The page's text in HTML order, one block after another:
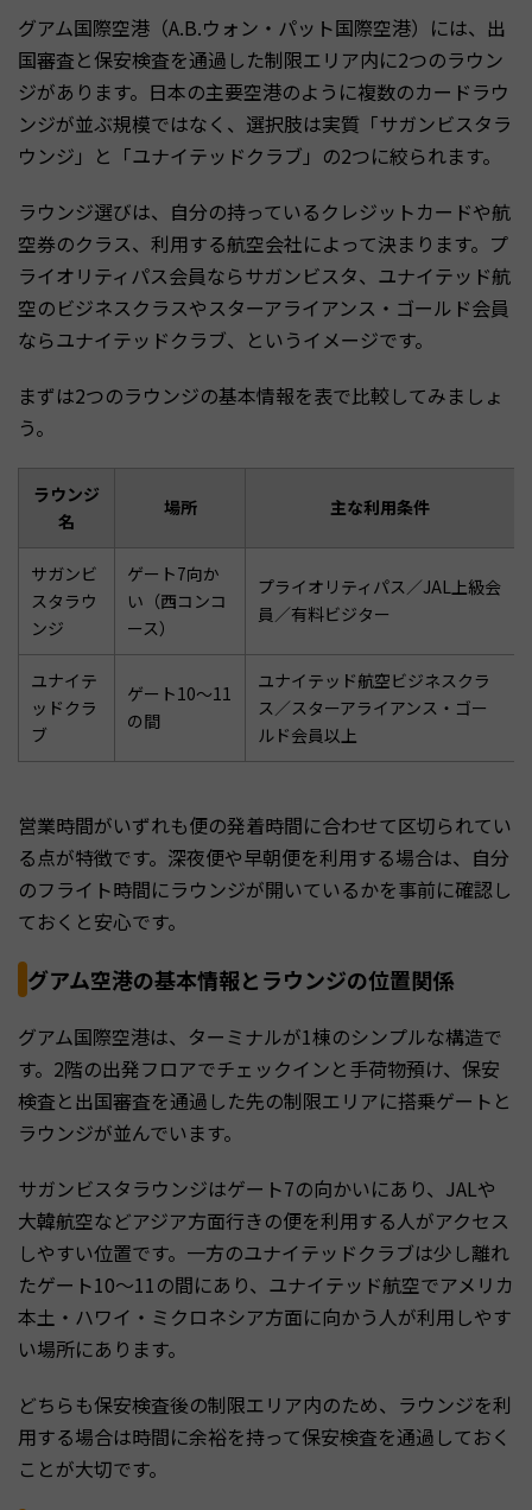
グアム国際空港（A.B.ウォン・パット国際空港）には、出
国審査と保安検査を通過した制限エリア内に2つのラウン
ジがあります。日本の主要空港のように複数のカードラウ
ンジが並ぶ規模ではなく、選択肢は実質「サガンビスタラ
ウンジ」と「ユナイテッドクラブ」の2つに絞られます。
ラウンジ選びは、自分の持っているクレジットカードや航
空券のクラス、利用する航空会社によって決まります。プ
ライオリティパス会員ならサガンビスタ、ユナイテッド航
空のビジネスクラスやスターアライアンス・ゴールド会員
ならユナイテッドクラブ、というイメージです。
まずは2つのラウンジの基本情報を表で比較してみましょ
う。
ラウンジ
名
場所 主な利用条件
サガンビ
スタラウ
ンジ
ゲート7向か
い（西コンコ
ース）
プライオリティパス／JAL上級会
員／有料ビジター
ユナイテ
ッドクラ
ブ
ゲート10〜11
の間
ユナイテッド航空ビジネスクラ
ス／スターアライアンス・ゴー
ルド会員以上
営業時間がいずれも便の発着時間に合わせて区切られてい
る点が特徴です。深夜便や早朝便を利用する場合は、自分
のフライト時間にラウンジが開いているかを事前に確認し
ておくと安心です。
グアム空港の基本情報とラウンジの位置関係
グアム国際空港は、ターミナルが1棟のシンプルな構造で
す。2階の出発フロアでチェックインと手荷物預け、保安
検査と出国審査を通過した先の制限エリアに搭乗ゲートと
ラウンジが並んでいます。
サガンビスタラウンジはゲート7の向かいにあり、JALや
大韓航空などアジア方面行きの便を利用する人がアクセス
しやすい位置です。一方のユナイテッドクラブは少し離れ
たゲート10〜11の間にあり、ユナイテッド航空でアメリカ
本土・ハワイ・ミクロネシア方面に向かう人が利用しやす
い場所にあります。
どちらも保安検査後の制限エリア内のため、ラウンジを利
用する場合は時間に余裕を持って保安検査を通過しておく
ことが大切です。